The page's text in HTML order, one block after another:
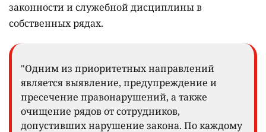
законности и служебной дисциплины в
собственных рядах.
"Одним из приоритетных направлений
является выявление, предупреждение и
пресечение правонарушений, а также
очищение рядов от сотрудников,
допустивших нарушение закона. По каждому